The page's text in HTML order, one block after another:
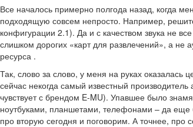
Все началось примерно полгода назад, когда
подходящую совсем непросто. Например,
конфигурации 2.1). Да и с качеством звука не
слишком дорогих «карт для развлечений», а не
ресурса .
Так, слово за слово, у меня на руках оказалась
сейчас некогда самый известный
чувствует с брендом E-MU). Упавшее было
ноутбуками, планшетами, телефонами – да еще
про вторую сегодня и поговорим. А точнее, про